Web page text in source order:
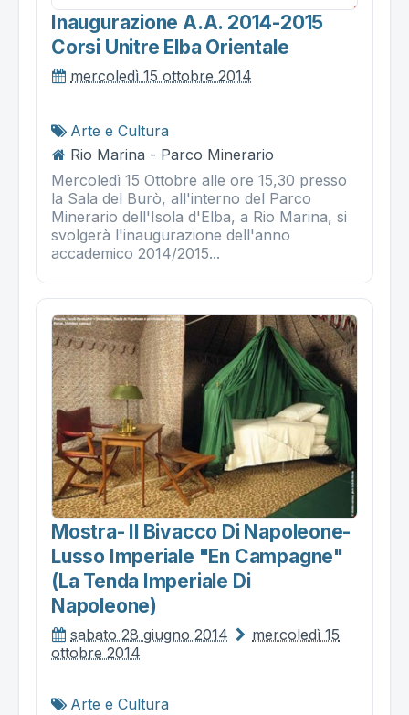
Inaugurazione A.a. 2014-2015
Corsi Unitre Elba Orientale
mercoledì 15 ottobre 2014
Arte e Cultura
Rio Marina - Parco Minerario
Mercoledì 15 Ottobre alle ore 15,30 presso
la Sala del Burò, all'interno del Parco
Minerario dell'Isola d'Elba , a Rio Marina, si
svolgerà l'inaugurazione dell'anno
accademico 2014/2015...
Mostra- Il Bivacco Di Napoleone-
Lusso Imperiale "en Campagne"
(la Tenda Imperiale Di
Napoleone)
sabato 28 giugno 2014
mercoledì 15
ottobre 2014
Arte e Cultura